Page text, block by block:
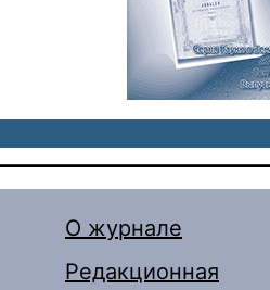
О журнале
Редакционная